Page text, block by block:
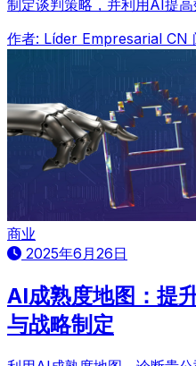
制定谈判策略，并利用AI提
作者: Líder Empresarial CN
商业
2025年6月26日
AI成熟度地图：提
与战略制定